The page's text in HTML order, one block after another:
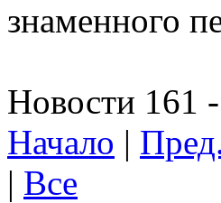
знаменного
Новости 161
Начало |
| Все